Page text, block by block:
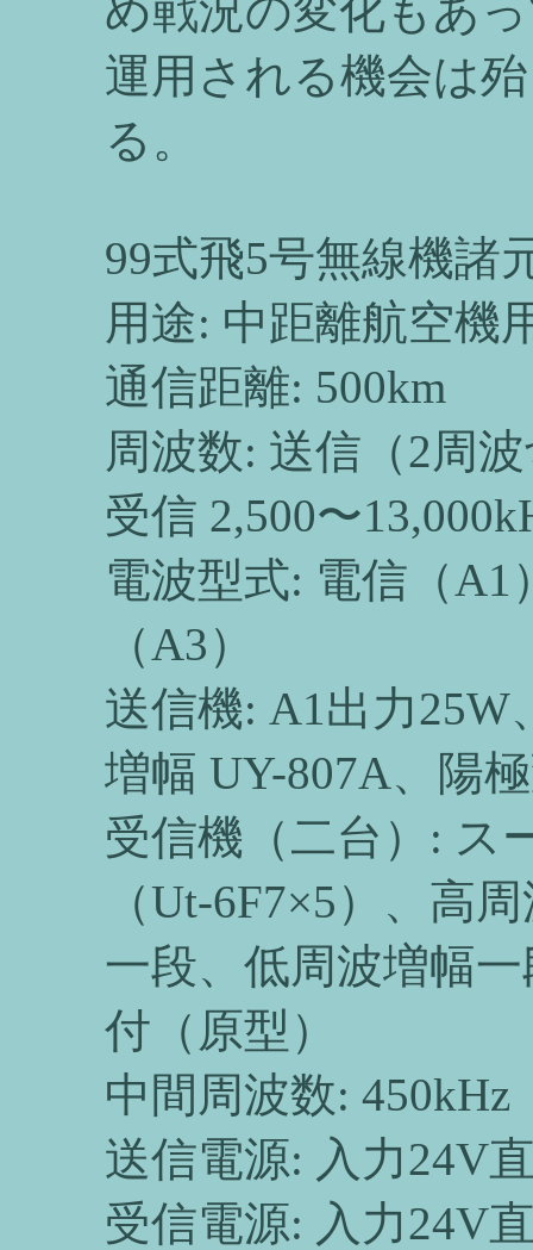
め戦況の変化もあ
運用される機会は
る。
99式飛5号無線機諸
用途: 中距離航空機
通信距離: 500km
周波数: 送信（2周
受信 2,500〜
電波型式: 電信（
（A3）
送信機: A1出力25W
増幅 UY-807A、陽
受信機（二台）: ス
（Ut-6F7×5）、高
一段、低周波増幅
付（原型）
中間周波数: 450kHz
送信電源: 入力24V
受信電源: 入力24V